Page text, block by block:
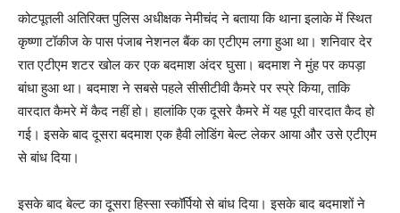
कोटपूतली अतिरिक्त पुलिस अधीक्षक नेमीचंद ने बताया कि थाना इलाके में स्थित
कृष्णा टॉकीज के पास पंजाब नेशनल बैंक का एटीएम लगा हुआ था। शनिवार देर
रात एटीएम शटर खोल कर एक बदमाश अंदर घुसा। बदमाश ने मुंह पर कपड़ा
बांधा हुआ था। बदमाश ने सबसे पहले सीसीटीवी कैमरे पर स्प्रे किया, ताकि
वारदात कैमरे में कैद नहीं हो। हालांकि एक दूसरे कैमरे में यह पूरी वारदात कैद हो
गई। इसके बाद दूसरा बदमाश एक हैवी लोडिंग बेल्ट लेकर आया और उसे एटीएम
से बांध दिया।
इसके बाद बेल्ट का दूसरा हिस्सा स्कॉर्पियो से बांध दिया। इसके बाद बदमाशों ने